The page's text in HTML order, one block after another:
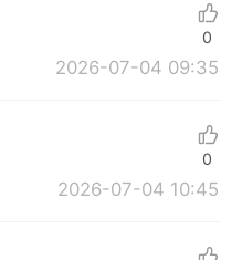
2026-07-04 09:35
0
2026-07-04 10:45
0